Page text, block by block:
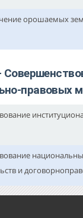
орошаемых
правовых
и